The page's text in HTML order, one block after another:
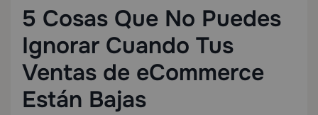
5 Cosas Que No Puedes
Ignorar Cuando Tus
Ventas de eCommerce
Están Bajas